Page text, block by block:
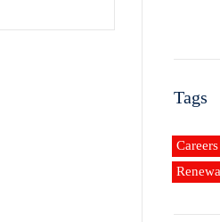
Tags
Careers